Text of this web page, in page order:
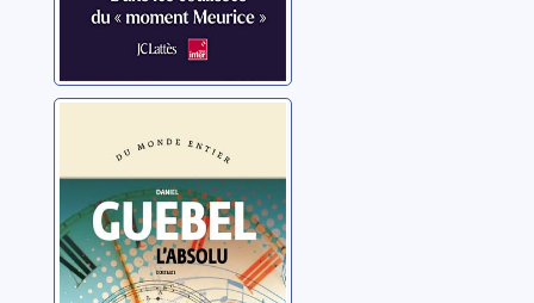
Guebel, Daniel